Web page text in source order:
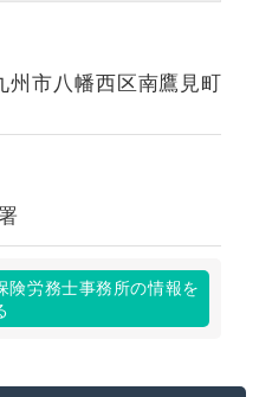
州市八幡西区南鷹見町
険労務士事務所の情報を